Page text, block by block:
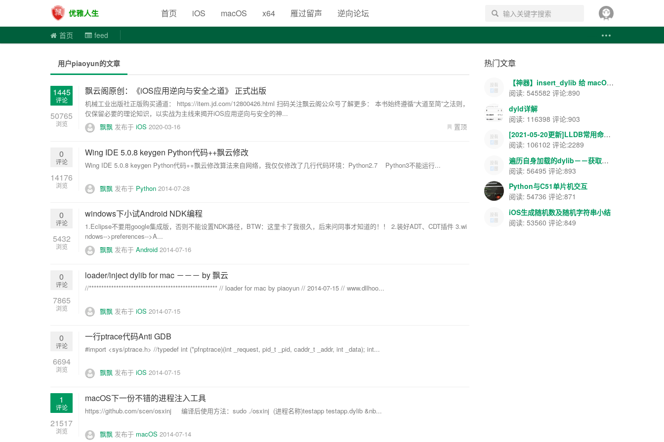
优雅人生
首页 iOS macOS x64 雁过留声 逆向论坛 搜索
首页 feed
用户piaoyun的文章
1445
评论
50765
浏览
飘云阁原创：《iOS应用逆向与安全之道》 正式出版
机械工业出版社正版购买通道： https://item.jd.com/12800426.html 扫码关注飘云阁公众号了解更多： 本书始终遵循“大道至简”之法则，
仅保留必要的理论知识，以实战为主线来揭开iOS应用逆向与安全的神...
置顶
飘飘 发布于 iOS 2020-03-16
0
评论
14176
浏览
Wing IDE 5.0.8 keygen Python代码++飘云修改
Wing IDE 5.0.8 keygen Python代码++飘云修改算法来自网络，我仅仅修改了几行代码环境：Python2.7 Python3不能运行...
飘飘 发布于 Python 2014-07-28
0
评论
5432
浏览
windows下小试Android NDK编程
1.Eclipse不要用google集成版，否则不能设置NDK路径，BTW：这里卡了我很久，后来问同事才知道的！！ 2.装好ADT、CDT插件 3.wi
ndows-->preferences-->A...
飘飘 发布于 Android 2014-07-16
0
评论
7865
浏览
loader/inject dylib for mac －－－ by 飘云
//**************************************************** // loader for mac by piaoyun // 2014-07-15 // www.dllhoo...
飘飘 发布于 iOS 2014-07-15
0
评论
6694
浏览
一行ptrace代码Anti GDB
#import <sys/ptrace.h> //typedef int (*pfnptrace)(int _request, pid_t _pid, caddr_t _addr, int _data); int...
飘飘 发布于 iOS 2014-07-15
1
评论
21517
浏览
macOS下一份不错的进程注入工具
https://github.com/scen/osxinj 编译后使用方法：sudo ./osxinj (进程名称)testapp testapp.dylib &nb...
飘飘 发布于 macOS 2014-07-14
热门文章
【神器】insert_dylib 给 macOS APP 添加导入表注入--你懂的~~
阅读: 545582 评论:890
dyld详解
阅读: 116398 评论:903
[2021-05-20更新]LLDB常用命令--飘云整理
阅读: 106102 评论:2289
遍历自身加载的dylib－－获取载入地址和ASLR地址等
阅读: 56495 评论:893
Python与C51单片机交互
阅读: 54736 评论:871
iOS生成随机数及随机字符串小结
阅读: 53560 评论:849